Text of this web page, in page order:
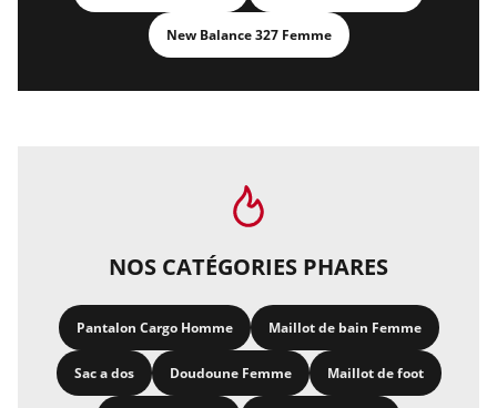
New Balance 327 Femme
NOS CATÉGORIES PHARES
Pantalon Cargo Homme Maillot de bain Femme
Sac a dos Doudoune Femme Maillot de foot